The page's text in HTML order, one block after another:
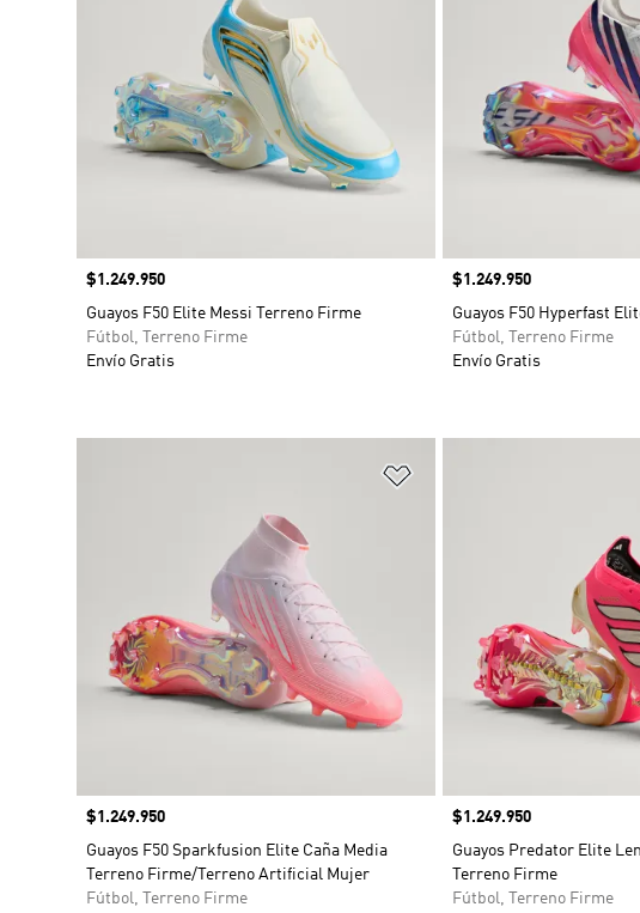
Precio
$1.249.950
Guayos F50 Elite Messi Terreno Firme
Fútbol, Terreno Firme
Envío Gratis
Precio
$1.249.950
Guayos F50 Hyperfast
Fútbol, Terreno Firme
Envío Gratis
Precio
$1.249.950
Guayos F50 Sparkfusion Elite Caña Media
Terreno Firme/Terreno Artificial Mujer
Fútbol, Terreno Firme
Precio
$1.249.950
Guayos Predator Elite
Terreno Firme
Fútbol, Terreno Firme